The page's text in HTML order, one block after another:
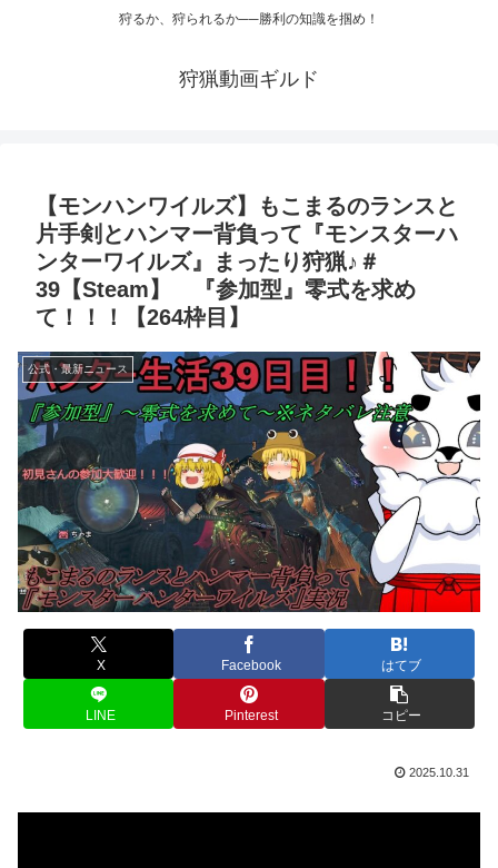
狩るか、狩られるか──勝利の知識を掴め！
狩猟動画ギルド
【モンハンワイルズ】もこまるのランスと
片手剣とハンマー背負って『モンスターハ
ンターワイルズ』まったり狩猟♪＃
39【Steam】 『参加型』零式を求め
て！！！【264枠目】
公式・最新ニュース
X Facebook はてブ
LINE Pinterest コピー
2025.10.31